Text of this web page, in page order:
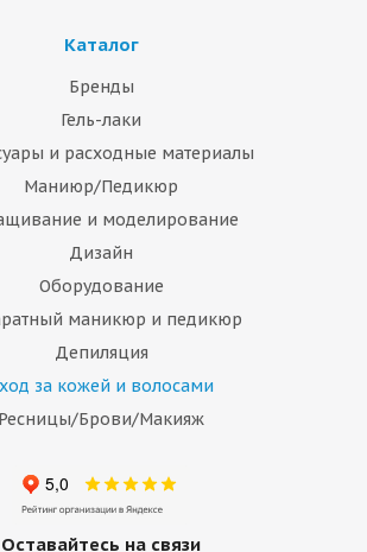
Каталог
Бренды
Гель-лаки
и расходные материалы
Маниюр/Педикюр
и моделирование
Дизайн
Оборудование
маникюр и педикюр
Депиляция
за кожей и волосами
Ресницы/Брови/Макияж
Оставайтесь на связи